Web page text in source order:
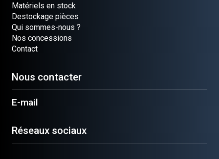
Matériels en stock
Destockage pièces
Qui sommes-nous ?
Nos concessions
Contact
Nous contacter
E-mail
Réseaux sociaux